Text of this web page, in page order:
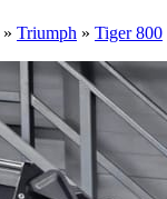
» Triumph » Tiger 800